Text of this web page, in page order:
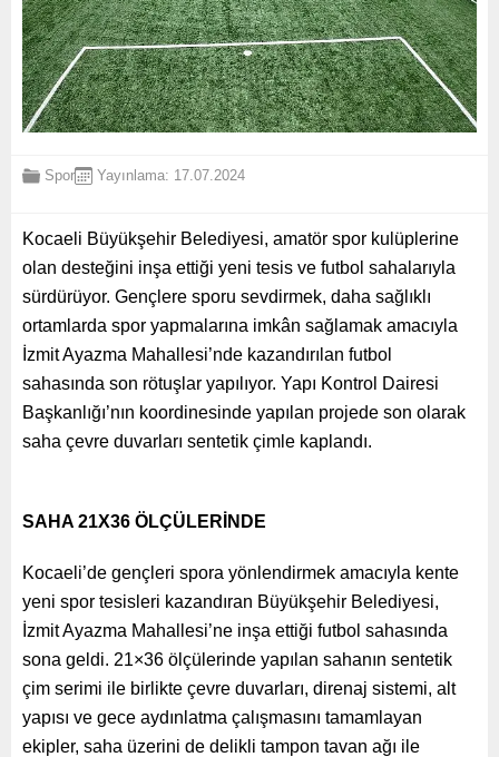
Spor Yayınlama: 17.07.2024
Kocaeli Büyükşehir Belediyesi, amatör spor kulüplerine
olan desteğini inşa ettiği yeni tesis ve futbol sahalarıyla
sürdürüyor. Gençlere sporu sevdirmek, daha sağlıklı
ortamlarda spor yapmalarına imkân sağlamak amacıyla
İzmit Ayazma Mahallesi’nde kazandırılan futbol
sahasında son rötuşlar yapılıyor. Yapı Kontrol Dairesi
Başkanlığı’nın koordinesinde yapılan projede son olarak
saha çevre duvarları sentetik çimle kaplandı.
SAHA 21X36 ÖLÇÜLERİNDE
Kocaeli’de gençleri spora yönlendirmek amacıyla kente
yeni spor tesisleri kazandıran Büyükşehir Belediyesi,
İzmit Ayazma Mahallesi’ne inşa ettiği futbol sahasında
sona geldi. 21×36 ölçülerinde yapılan sahanın sentetik
çim serimi ile birlikte çevre duvarları, direnaj sistemi, alt
yapısı ve gece aydınlatma çalışmasını tamamlayan
ekipler, saha üzerini de delikli tampon tavan ağı ile